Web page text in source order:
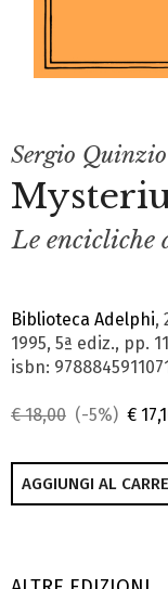
Sergio Quinzio
Le encicliche
Biblioteca Adelphi,
1995, 5ª ediz., pp.
isbn:
€ 18,00 (-5%) €
AGGIUNGI AL